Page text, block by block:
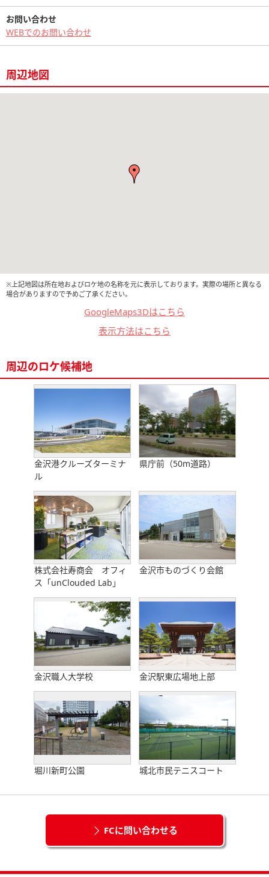
お問い合わせ
WEBでのお問い合わせ
周辺地図
※上記地図は所在地およびロケ地の名称を元に表示しております。実際の場所と異なる
場合がありますので予めご了承ください。
GoogleMaps3Dはこちら
表示方法はこちら
周辺のロケ候補地
金沢港クルーズターミナ
ル
県庁前（50m道路）
株式会社寿商会 オフィ
ス「unClouded Lab」
金沢市ものづくり会館
金沢職人大学校 金沢駅東広場地上部
堀川新町公園 城北市民テニスコート
FCに問い合わせる